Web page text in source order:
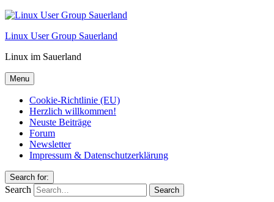
Linux User Group Sauerland
Linux im Sauerland
Menu
Cookie-Richtlinie (EU)
Herzlich willkommen!
Neuste Beiträge
Forum
Newsletter
Impressum & Datenschutzerklärung
Search for:
Search